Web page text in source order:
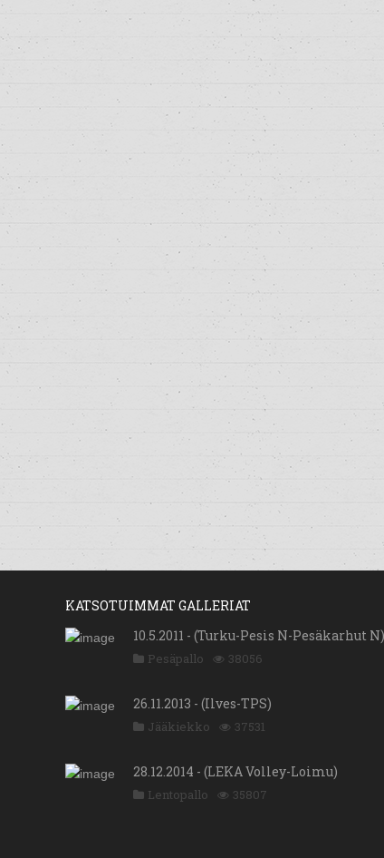
KATSOTUIMMAT GALLERIAT
10.5.2011 - (Turku-Pesis N-Pesäkarhut N)
Pesäpallo 38056
26.11.2013 - (Ilves-TPS)
Jääkiekko 37531
28.12.2014 - (LEKA Volley-Loimu)
Lentopallo 35807